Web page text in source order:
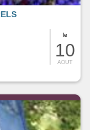
le
10
AOUT